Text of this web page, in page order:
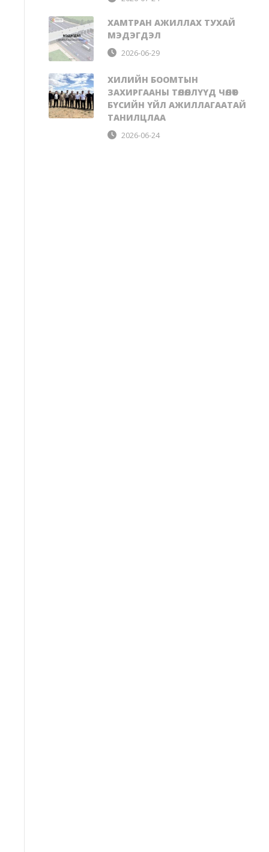
ХАМТРАН АЖИЛЛАХ ТУХАЙ
МЭДЭГДЭЛ
2026-06-29
ХИЛИЙН БООМТЫН
ЗАХИРГААНЫ ТӨЛӨӨЛЛҮҮД ЧӨЛӨӨТ
БҮСИЙН ҮЙЛ АЖИЛЛАГААТАЙ
ТАНИЛЦЛАА
2026-06-24